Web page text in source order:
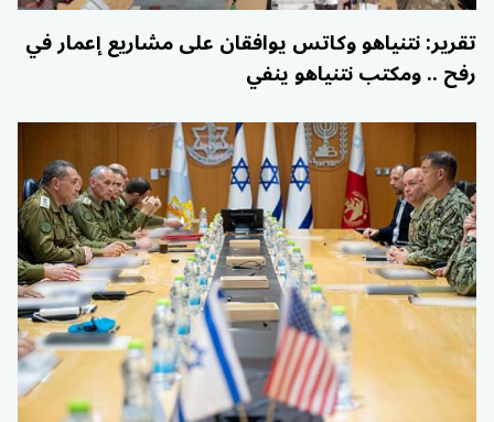
تقرير: نتنياهو وكاتس يوافقان على مشاريع إعمار في
رفح .. ومكتب نتنياهو ينفي